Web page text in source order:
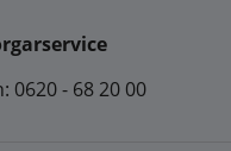
0620 - 68 20 00